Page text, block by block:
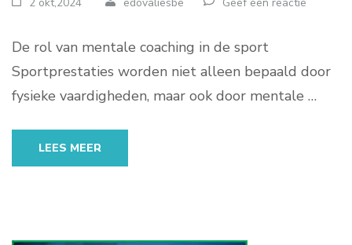
De rol van mentale coaching in de sport
Sportprestaties worden niet alleen bepaald door
fysieke vaardigheden, maar ook door mentale …
LEES MEER